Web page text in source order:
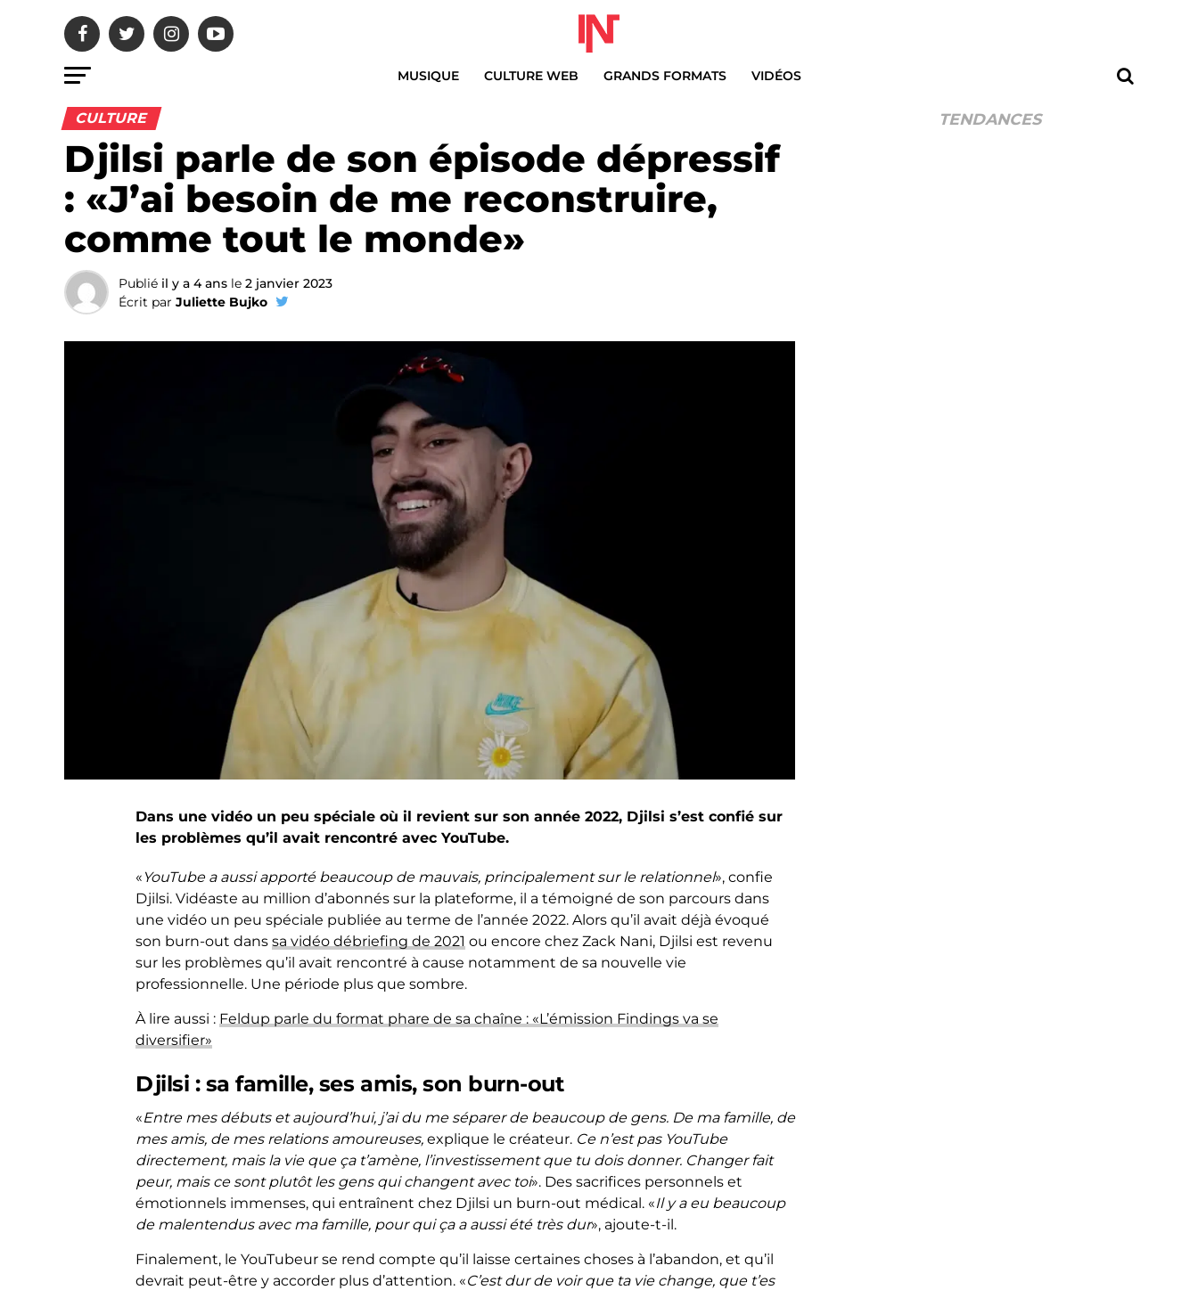
MUSIQUE CULTURE WEB GRANDS FORMATS VIDÉOS
CULTURE
Djilsi parle de son épisode dépressif
: «J’ai besoin de me reconstruire,
comme tout le monde»
Publié il y a 4 ans le 2 janvier 2023
Écrit par Juliette Bujko
Dans une vidéo un peu spéciale où il revient sur son année 2022, Djilsi s’est confié sur
les problèmes qu’il avait rencontré avec YouTube.
« YouTube a aussi apporté beaucoup de mauvais, principalement sur le relationnel», confie
Djilsi. Vidéaste au million d’abonnés sur la plateforme, il a témoigné de son parcours dans
une vidéo un peu spéciale publiée au terme de l’année 2022. Alors qu’il avait déjà évoqué
son burn-out dans sa vidéo débriefing de 2021 ou encore chez Zack Nani, Djilsi est revenu
sur les problèmes qu’il avait rencontré à cause notamment de sa nouvelle vie
professionnelle. Une période plus que sombre.
À lire aussi : Feldup parle du format phare de sa chaîne : «L’émission Findings va se
diversifier»
Djilsi : sa famille, ses amis, son burn-out
«Entre mes débuts et aujourd’hui, j’ai du me séparer de beaucoup de gens. De ma famille, de
mes amis, de mes relations amoureuses, explique le créateur. Ce n’est pas YouTube
directement, mais la vie que ça t’amène, l’investissement que tu dois donner. Changer fait
peur, mais ce sont plutôt les gens qui changent avec toi». Des sacrifices personnels et
émotionnels immenses, qui entraînent chez Djilsi un burn-out médical. «Il y a eu beaucoup
de malentendus avec ma famille, pour qui ça a aussi été très dur», ajoute-t-il.
Finalement, le YouTubeur se rend compte qu’il laisse certaines choses à l’abandon, et qu’il
devrait peut-être y accorder plus d’attention. «C’est dur de voir que ta vie change, que t’es
TENDANCES